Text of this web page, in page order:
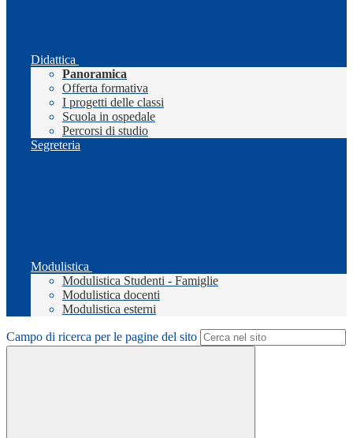
Didattica
Panoramica
Offerta formativa
I progetti delle classi
Scuola in ospedale
Percorsi di studio
Segreteria
Modulistica
Modulistica Studenti - Famiglie
Modulistica docenti
Modulistica esterni
Campo di ricerca per le pagine del sito